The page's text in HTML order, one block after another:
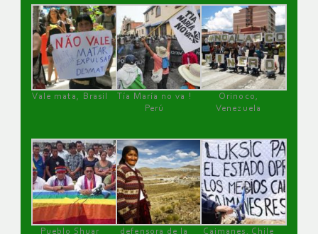
Vale mata, Brasil
Tía María no va !
Perú
Orinoco,
Venezuela
Pueblo Shuar defensora de la Caimanes, Chile